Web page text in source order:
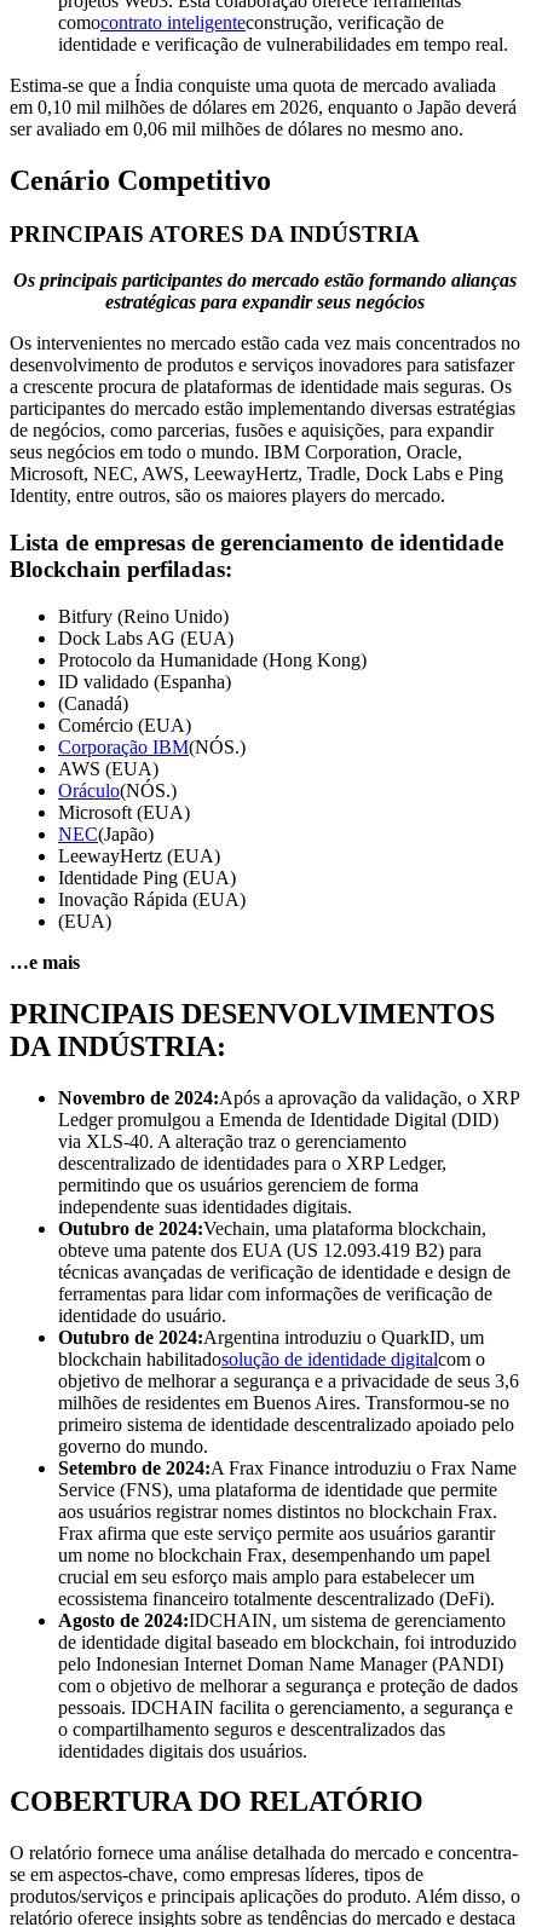
comocontrato inteligenteconstrução, verificação de
identidade e verificação de vulnerabilidades em tempo real.
Estima-se que a Índia conquiste uma quota de mercado avaliada
em 0,10 mil milhões de dólares em 2026, enquanto o Japão deverá
ser avaliado em 0,06 mil milhões de dólares no mesmo ano.
Cenário Competitivo
PRINCIPAIS ATORES DA INDÚSTRIA
Os principais participantes do mercado estão formando alianças
estratégicas para expandir seus negócios
Os intervenientes no mercado estão cada vez mais concentrados no
desenvolvimento de produtos e serviços inovadores para satisfazer
a crescente procura de plataformas de identidade mais seguras. Os
participantes do mercado estão implementando diversas estratégias
de negócios, como parcerias, fusões e aquisições, para expandir
seus negócios em todo o mundo. IBM Corporation, Oracle,
Microsoft, NEC, AWS, LeewayHertz, Tradle, Dock Labs e Ping
Identity, entre outros, são os maiores players do mercado.
Lista de empresas de gerenciamento de identidade
Blockchain perfiladas:
Bitfury (Reino Unido)
Dock Labs AG (EUA)
Protocolo da Humanidade (Hong Kong)
ID validado (Espanha)
(Canadá)
Comércio (EUA)
Corporação IBM(NÓS.)
AWS (EUA)
Oráculo(NÓS.)
Microsoft (EUA)
NEC(Japão)
LeewayHertz (EUA)
Identidade Ping (EUA)
Inovação Rápida (EUA)
(EUA)
…e mais
PRINCIPAIS DESENVOLVIMENTOS
DA INDÚSTRIA:
Novembro de 2024:Após a aprovação da validação, o XRP
Ledger promulgou a Emenda de Identidade Digital (DID)
via XLS-40. A alteração traz o gerenciamento
descentralizado de identidades para o XRP Ledger,
permitindo que os usuários gerenciem de forma
independente suas identidades digitais.
Outubro de 2024:Vechain, uma plataforma blockchain,
obteve uma patente dos EUA (US 12.093.419 B2) para
técnicas avançadas de verificação de identidade e design de
ferramentas para lidar com informações de verificação de
identidade do usuário.
Outubro de 2024:Argentina introduziu o QuarkID, um
blockchain habilitadosolução de identidade digitalcom o
objetivo de melhorar a segurança e a privacidade de seus 3,6
milhões de residentes em Buenos Aires. Transformou-se no
primeiro sistema de identidade descentralizado apoiado pelo
governo do mundo.
Setembro de 2024:A Frax Finance introduziu o Frax Name
Service (FNS), uma plataforma de identidade que permite
aos usuários registrar nomes distintos no blockchain Frax.
Frax afirma que este serviço permite aos usuários garantir
um nome no blockchain Frax, desempenhando um papel
crucial em seu esforço mais amplo para estabelecer um
ecossistema financeiro totalmente descentralizado (DeFi).
Agosto de 2024:IDCHAIN, um sistema de gerenciamento
de identidade digital baseado em blockchain, foi introduzido
pelo Indonesian Internet Doman Name Manager (PANDI)
com o objetivo de melhorar a segurança e proteção de dados
pessoais. IDCHAIN ​​facilita o gerenciamento, a segurança e
o compartilhamento seguros e descentralizados das
identidades digitais dos usuários.
COBERTURA DO RELATÓRIO
O relatório fornece uma análise detalhada do mercado e concentra-
se em aspectos-chave, como empresas líderes, tipos de
produtos/serviços e principais aplicações do produto. Além disso, o
relatório oferece insights sobre as tendências do mercado e destaca